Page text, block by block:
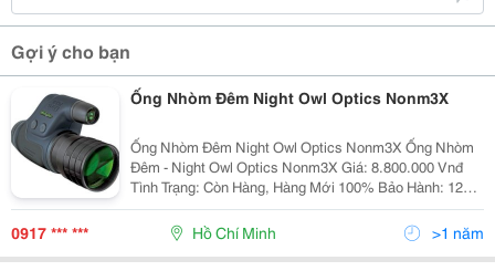
Gợi ý cho bạn
Ống Nhòm Đêm Night Owl Optics Nonm3X
Ống Nhòm Đêm Night Owl Optics Nonm3X Ống Nhòm
Đêm - Night Owl Optics Nonm3X Giá: 8.800.000 Vnđ
Tình Trạng: Còn Hàng, Hàng Mới 100% Bảo Hành: 12
Tháng-Hàng Chính Hãng Night Owl Optics (Mỹ) Xuất Xứ
0917 *** *** Hồ Chí Minh >1 năm